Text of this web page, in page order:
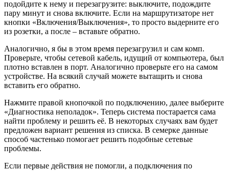
подойдите к нему и перезагрузите: выключите, подождите
пару минут и снова включите. Если на маршрутизаторе нет
кнопки «Включения/Выключения», то просто выдерните его
из розетки, а после – вставьте обратно.
Аналогично, я бы в этом время перезагрузил и сам комп.
Проверьте, чтобы сетевой кабель, идущий от компьютера, был
плотно вставлен в порт. Аналогично проверьте его на самом
устройстве. На всякий случай можете вытащить и снова
вставить его обратно.
Нажмите правой кнопочкой по подключению, далее выберите
«Диагностика неполадок». Теперь система постарается сама
найти проблему и решить её. В некоторых случаях вам будет
предложен вариант решения из списка. В семерке данные
способ частенько помогает решить подобные сетевые
проблемы.
Если первые действия не помогли, а подключения по